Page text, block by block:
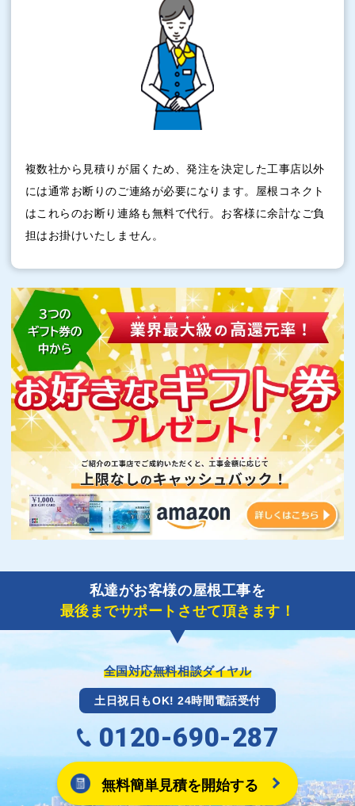
複数社から見積りが届くため、発注を決定した工事店以外
には通常お断りのご連絡が必要になります。屋根コネクト
はこれらのお断り連絡も無料で代行。お客様に余計なご負
担はお掛けいたしません。
私達がお客様の屋根工事を
最後までサポートさせて頂きます！
全国対応無料相談ダイヤル
土日祝日もOK! 24時間電話受付
0120-690-287
無料簡単見積を開始する